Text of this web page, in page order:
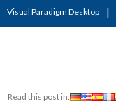
Visual Paradigm Desktop |
Read this post in: